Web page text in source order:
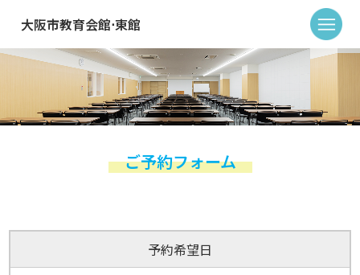
大阪市教育会館⋅東館
ご予約フォーム
予約希望日